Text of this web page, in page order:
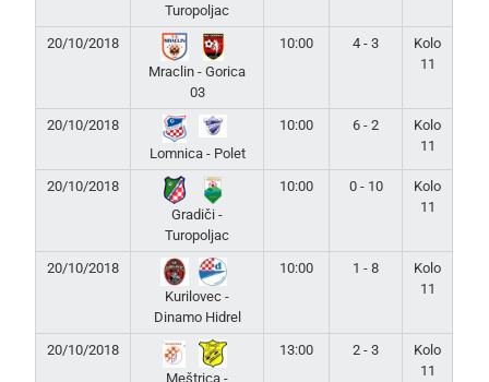
Turopoljac
20/10/2018
Mraclin - Gorica
03
10:00 4 - 3
Kolo
11
20/10/2018
Lomnica - Polet
10:00 6 - 2
Kolo
11
20/10/2018
Gradiči -
Turopoljac
10:00 0 - 10
Kolo
11
20/10/2018
Kurilovec -
Dinamo Hidrel
10:00 1 - 8
Kolo
11
20/10/2018
Meštrica -
13:00 2 - 3
Kolo
11